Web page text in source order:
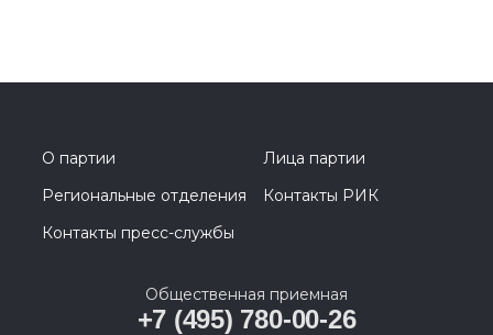
О партии
Лица партии
Региональные отделения
Контакты РИК
Контакты пресс-службы
Общественная приемная
+7 (495) 780-00-26